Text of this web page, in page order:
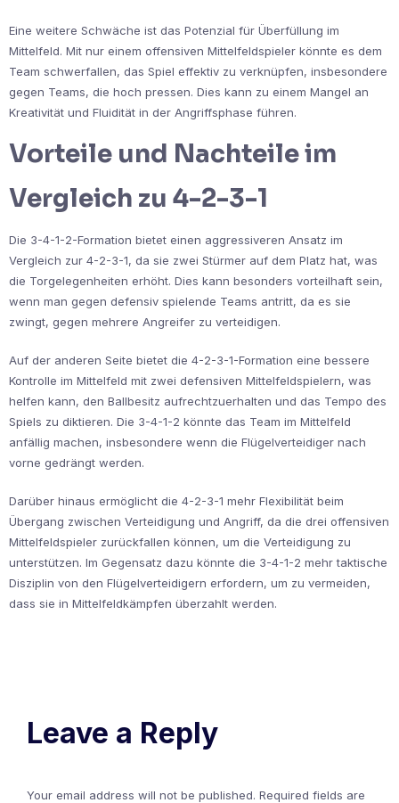
Eine weitere Schwäche ist das Potenzial für Überfüllung im
Mittelfeld. Mit nur einem offensiven Mittelfeldspieler könnte es dem
Team schwerfallen, das Spiel effektiv zu verknüpfen, insbesondere
gegen Teams, die hoch pressen. Dies kann zu einem Mangel an
Kreativität und Fluidität in der Angriffsphase führen.
Vorteile und Nachteile im
Vergleich zu 4-2-3-1
Die 3-4-1-2-Formation bietet einen aggressiveren Ansatz im
Vergleich zur 4-2-3-1, da sie zwei Stürmer auf dem Platz hat, was
die Torgelegenheiten erhöht. Dies kann besonders vorteilhaft sein,
wenn man gegen defensiv spielende Teams antritt, da es sie
zwingt, gegen mehrere Angreifer zu verteidigen.
Auf der anderen Seite bietet die 4-2-3-1-Formation eine bessere
Kontrolle im Mittelfeld mit zwei defensiven Mittelfeldspielern, was
helfen kann, den Ballbesitz aufrechtzuerhalten und das Tempo des
Spiels zu diktieren. Die 3-4-1-2 könnte das Team im Mittelfeld
anfällig machen, insbesondere wenn die Flügelverteidiger nach
vorne gedrängt werden.
Darüber hinaus ermöglicht die 4-2-3-1 mehr Flexibilität beim
Übergang zwischen Verteidigung und Angriff, da die drei offensiven
Mittelfeldspieler zurückfallen können, um die Verteidigung zu
unterstützen. Im Gegensatz dazu könnte die 3-4-1-2 mehr taktische
Disziplin von den Flügelverteidigern erfordern, um zu vermeiden,
dass sie in Mittelfeldkämpfen überzahlt werden.
Leave a Reply
Your email address will not be published. Required fields are